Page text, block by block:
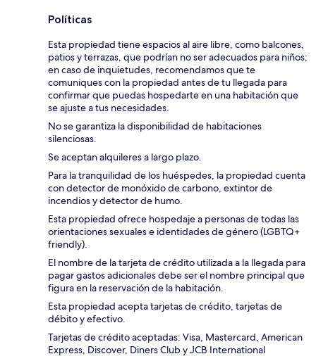
Políticas
Esta propiedad tiene espacios al aire libre, como balcones,
patios y terrazas, que podrían no ser adecuados para niños;
en caso de inquietudes, recomendamos que te
comuniques con la propiedad antes de tu llegada para
confirmar que puedas hospedarte en una habitación que
se ajuste a tus necesidades.
No se garantiza la disponibilidad de habitaciones
silenciosas.
Se aceptan alquileres a largo plazo.
Para la tranquilidad de los huéspedes, la propiedad cuenta
con detector de monóxido de carbono, extintor de
incendios y detector de humo.
Esta propiedad ofrece hospedaje a personas de todas las
orientaciones sexuales e identidades de género (LGBTQ+
friendly).
El nombre de la tarjeta de crédito utilizada a la llegada para
pagar gastos adicionales debe ser el nombre principal que
figura en la reservación de la habitación.
Esta propiedad acepta tarjetas de crédito, tarjetas de
débito y efectivo.
Tarjetas de crédito aceptadas: Visa, Mastercard, American
Express, Discover, Diners Club y JCB International